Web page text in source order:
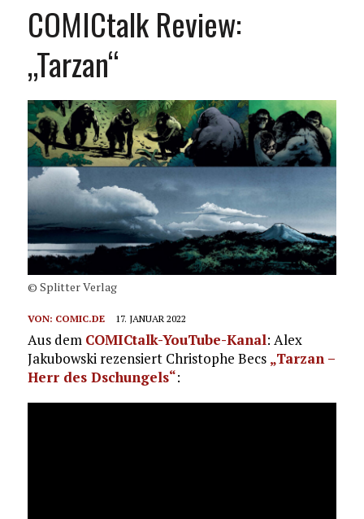
COMICtalk Review:
„Tarzan“
© Splitter Verlag
VON: COMIC.DE 17. JANUAR 2022
Aus dem COMICtalk-YouTube-Kanal: Alex
Jakubowski rezensiert Christophe Becs „Tarzan –
Herr des Dschungels“: